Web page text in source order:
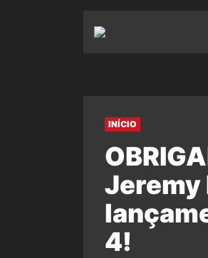
INÍCIO
Jeremy
4!